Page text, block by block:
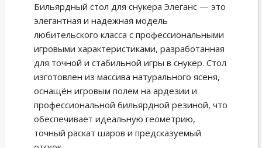
Бильярдный стол для снукера Элеганс — это
элегантная и надежная модель
любительского класса с профессиональными
игровыми характеристиками, разработанная
для точной и стабильной игры в снукер. Стол
изготовлен из массива натурального ясеня,
оснащён игровым полем на ардезии и
профессиональной бильярдной резиной, что
обеспечивает идеальную геометрию,
точный раскат шаров и предсказуемый